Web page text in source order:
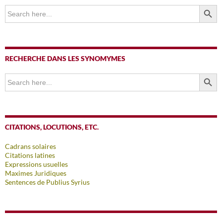
Search
for:
SEARCH
RECHERCHE DANS LES SYNOMYMES
Search
for:
SEARCH
CITATIONS, LOCUTIONS, ETC.
Cadrans solaires
Citations latines
Expressions usuelles
Maximes Juridiques
Sentences de Publius Syrius